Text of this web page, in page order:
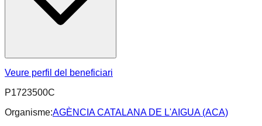
Veure perfil del beneficiari
P1723500C
Organisme:AGÈNCIA CATALANA DE L'AIGUA (ACA)